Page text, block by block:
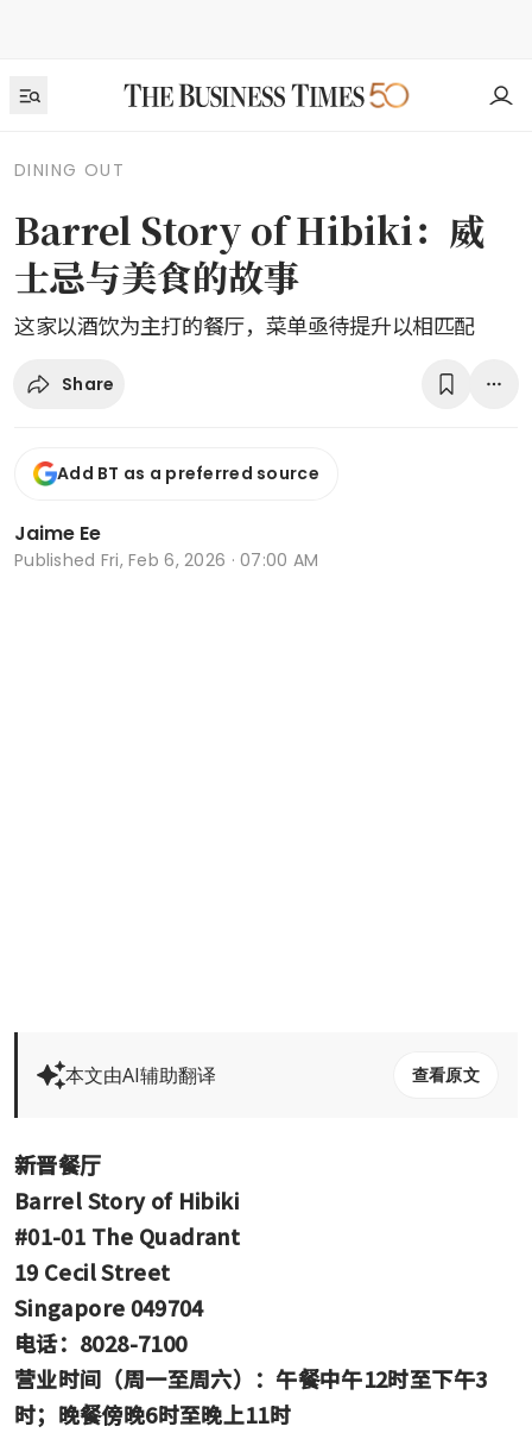
DINING OUT
Barrel Story of Hibiki：威
士忌与美食的故事
这家以酒饮为主打的餐厅，菜单亟待提升以相匹配
Share
Add BT as a preferred source
Jaime Ee
Published Fri, Feb 6, 2026 · 07:00 AM
本文由AI辅助翻译 查看原文
新晋餐厅
Barrel Story of Hibiki
#01-01 The Quadrant
19 Cecil Street
Singapore 049704
电话：8028-7100
营业时间（周一至周六）：午餐中午12时至下午3
时；晚餐傍晚6时至晚上11时